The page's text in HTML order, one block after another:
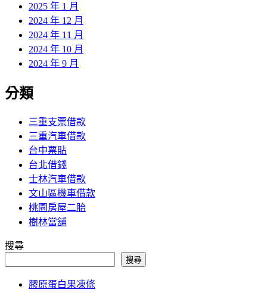
2025 年 1 月
2024 年 12 月
2024 年 11 月
2024 年 10 月
2024 年 9 月
分類
三重支票借款
三重汽車借款
台中票貼
台北借錢
士林汽車借款
文山區機車借款
桃園房屋二胎
樹林當舖
搜尋
搜尋
膠原蛋白果凍條